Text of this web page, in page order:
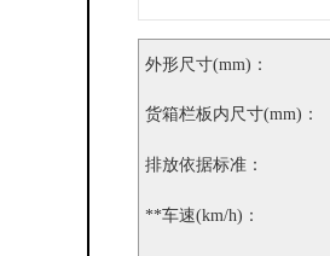
外形尺寸(mm)：
货箱栏板内尺寸(mm)：
排放依据标准：
**车速(km/h)：